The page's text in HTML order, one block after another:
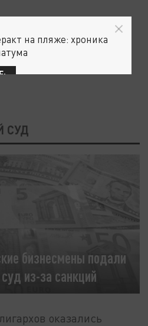
СУД
бизнесмены подали
из-за санкций
оказались
на пляже: хроника